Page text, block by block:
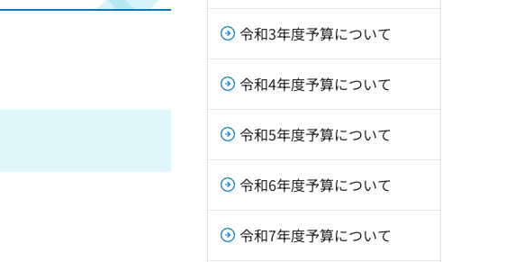
令和3年度予算について
令和4年度予算について
令和5年度予算について
令和6年度予算について
令和7年度予算について